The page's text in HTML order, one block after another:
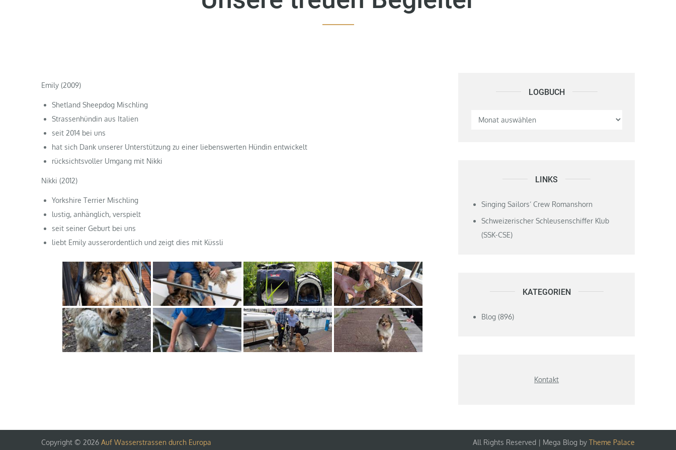
Emily (2009)
Shetland Sheepdog Mischling
Strassenhündin aus Italien
seit 2014 bei uns
hat sich Dank unserer Unterstützung zu einer liebenswerten Hündin entwickelt
rücksichtsvoller Umgang mit Nikki
Nikki (2012)
Yorkshire Terrier Mischling
lustig, anhänglich, verspielt
seit seiner Geburt bei uns
liebt Emily ausserordentlich und zeigt dies mit Küssli
LOGBUCH Logbuch
LINKS
Singing Sailors‘ Crew Romanshorn
Schweizerischer Schleusenschiffer Klub
(SSK-CSE)
KATEGORIEN
Blog (896)
Kontakt
Copyright © 2026 Auf Wasserstrassen durch Europa All Rights Reserved | Mega Blog by Theme Palace